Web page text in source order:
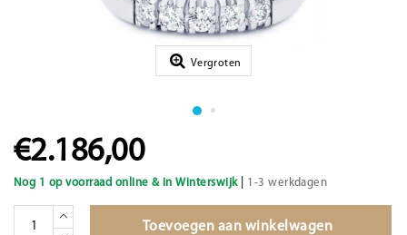
Vergroten
€2.186,00
Nog 1 op voorraad online & in Winterswijk| 1-3 werkdagen
Toevoegen aan winkelwagen